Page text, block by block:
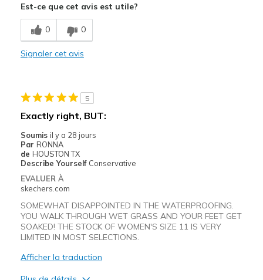
Breathe Well
Comfortable
Les meilleures utilisations
Going Out
Sizing
Feels true to size
View On Shoes
I'm Into Shoes
Est-ce que cet avis est utile?
0 0
Signaler cet avis
5
Exactly right, BUT:
Soumis il y a 28 jours
Par RONNA
de HOUSTON TX
Describe Yourself Conservative
EVALUER À
skechers.com
SOMEWHAT DISAPPOINTED IN THE WATERPROOFING.
YOU WALK THROUGH WET GRASS AND YOUR FEET GET
SOAKED! THE STOCK OF WOMEN'S SIZE 11 IS VERY
LIMITED IN MOST SELECTIONS.
Afficher la traduction